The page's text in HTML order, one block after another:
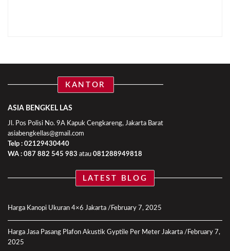
KANTOR
ASIA BENGKEL LAS
Jl. Pos Polisi No. 9A Kapuk Cengkareng, Jakarta Barat
asiabengkellas@gmail.com
Telp : 02129430440
WA : 087 882 545 983 atau 081288949818
LATEST BLOG
Harga Kanopi Ukuran 4×6 Jakarta February 7, 2025
Harga Jasa Pasang Plafon Akustik Gyptile Per Meter Jakarta
February 7,
2025